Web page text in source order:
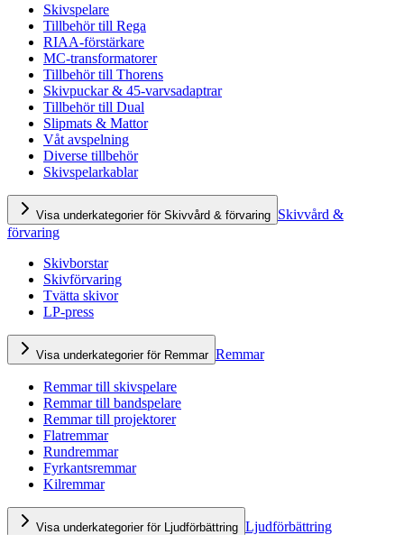
Skivspelare
Tillbehör till Rega
RIAA-förstärkare
MC-transformatorer
Tillbehör till Thorens
Skivpuckar & 45-varvsadaptrar
Tillbehör till Dual
Slipmats & Mattor
Våt avspelning
Diverse tillbehör
Skivspelarkablar
Visa underkategorier för Skivvård & förvaring Skivvård &
förvaring
Skivborstar
Skivförvaring
Tvätta skivor
LP-press
Visa underkategorier för Remmar Remmar
Remmar till skivspelare
Remmar till bandspelare
Remmar till projektorer
Flatremmar
Rundremmar
Fyrkantsremmar
Kilremmar
Visa underkategorier för Ljudförbättring Ljudförbättring